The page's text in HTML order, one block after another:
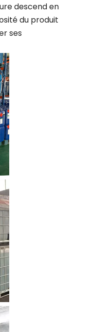
descend en
du produit
ses